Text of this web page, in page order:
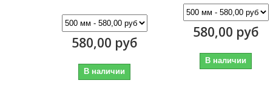
580,00 руб
В наличии
580,00 руб
В наличии